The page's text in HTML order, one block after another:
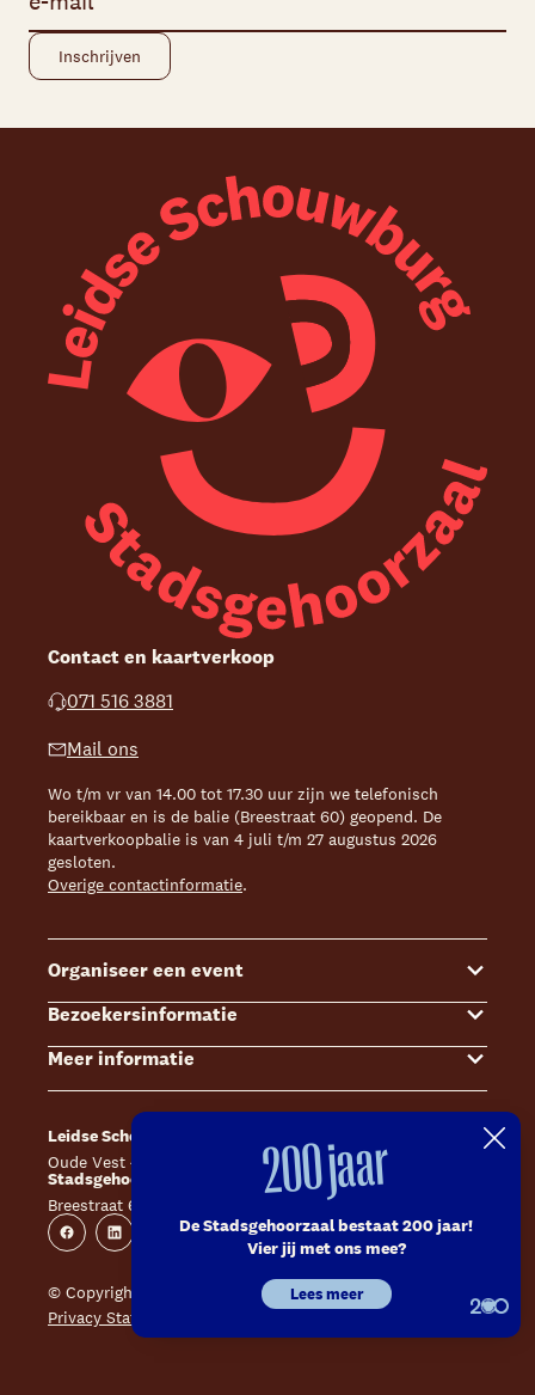
Contact en kaartverkoop
071 516 3881
Mail ons
Wo t/m vr van 14.00 tot 17.30 uur zijn we telefonisch
bereikbaar en is de balie (Breestraat 60) geopend. De
kaartverkoopbalie is van 4 juli t/m 27 augustus 2026
gesloten.
Overige contactinformatie.
Organiseer een event
Events
Zalenoverzicht
Offerte aanvragen
Bezoekersinformatie
Kaartverkoop
Toegankelijkheid
Huisregels en algemene voorwaarden
Veelgestelde vragen
Meer informatie
Steun ons
Technische informatie
Vacatures
Contact
Leidse Schouwburg
Oude Vest 43, 2312 XS Leiden
Stadsgehoorzaal Leiden
Breestraat 60, 2311 CS Leiden
FacebookLinkedin Youtube
Catharinahof, 2311 CS Leiden
WebsiteInstagram
© Copyright 2026 Leidse Schouwburg - Stadsgehoorzaal
Privacy Statement
Huisregels en algemene voorwaarden
200 jaar
De Stadsgehoorzaal bestaat 200 jaar!
Vier jij met ons mee?
Lees meer